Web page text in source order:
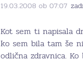
19.03.2008 ob 07:07
Kot sem ti napisala
ko sem bila tam še
odlična zdravnica.